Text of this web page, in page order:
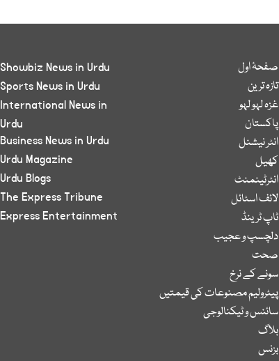
صفحۂ اول
تازہ ترین
غزہ لہو لہو
پاکستان
انٹر نیشنل
کھیل
انٹرٹینمنٹ
لائف اسٹائل
ٹاپ ٹرینڈ
دلچسپ و عجیب
صحت
سونے کے نرخ
پیٹرولیم مصنوعات کی قیمتیں
سائنس و ٹیکنالوجی
بلاگ
بزنس
Showbiz News in Urdu
Sports News in Urdu
International News in
Urdu
Business News in Urdu
Urdu Magazine
Urdu Blogs
The Express Tribune
Express Entertainment